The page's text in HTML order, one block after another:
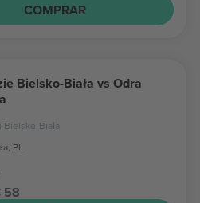
COMPRAR
Bielsko-Biała vs Odra
Biała
PL
58